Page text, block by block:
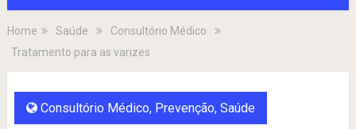
Home Saúde
Consultório Médico
Tratamento para as varizes
Consultório Médico, Prevenção, Saúde